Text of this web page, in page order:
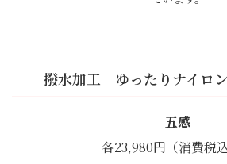
撥水加工 ゆったりナイロ
五感
各23,980円（消費税込